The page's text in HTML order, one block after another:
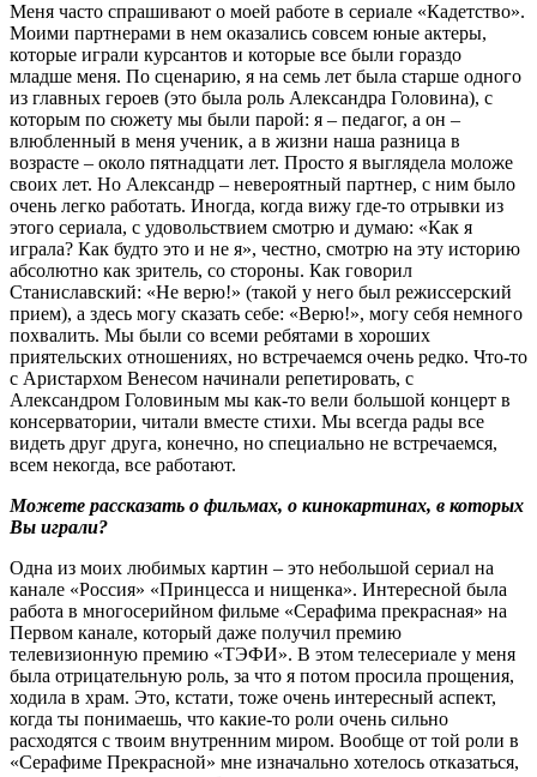
Меня часто спрашивают о моей работе в сериале «Кадетство».
Моими партнерами в нем оказались совсем юные актеры,
которые играли курсантов и которые все были гораздо
младше меня. По сценарию, я на семь лет была старше одного
из главных героев (это была роль Александра Головина), с
которым по сюжету мы были парой: я – педагог, а он –
влюбленный в меня ученик, а в жизни наша разница в
возрасте – около пятнадцати лет. Просто я выглядела моложе
своих лет. Но Александр – невероятный партнер, с ним было
очень легко работать. Иногда, когда вижу где-то отрывки из
этого сериала, с удовольствием смотрю и думаю: «Как я
играла? Как будто это и не я», честно, смотрю на эту историю
абсолютно как зритель, со стороны. Как говорил
Станиславский: «Не верю!» (такой у него был режиссерский
прием), а здесь могу сказать себе: «Верю!», могу себя немного
похвалить. Мы были со всеми ребятами в хороших
приятельских отношениях, но встречаемся очень редко. Что-то
с Аристархом Венесом начинали репетировать, с
Александром Головиным мы как-то вели большой концерт в
консерватории, читали вместе стихи. Мы всегда рады все
видеть друг друга, конечно, но специально не встречаемся,
всем некогда, все работают.
Можете рассказать о фильмах, о кинокартинах, в которых
Вы играли?
Одна из моих любимых картин – это небольшой сериал на
канале «Россия» «Принцесса и нищенка». Интересной была
работа в многосерийном фильме «Серафима прекрасная» на
Первом канале, который даже получил премию
телевизионную премию «ТЭФИ». В этом телесериале у меня
была отрицательную роль, за что я потом просила прощения,
ходила в храм. Это, кстати, тоже очень интересный аспект,
когда ты понимаешь, что какие-то роли очень сильно
расходятся с твоим внутренним миром. Вообще от той роли в
«Серафиме Прекрасной» мне изначально хотелось отказаться,